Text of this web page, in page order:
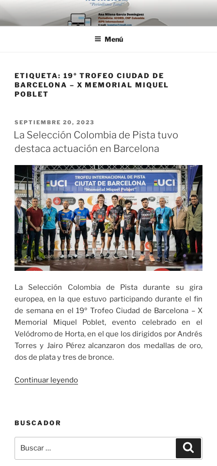
Saltar
al
contenido
Menú
ETIQUETA: 19º TROFEO CIUDAD DE
BARCELONA – X MEMORIAL MIQUEL
POBLET
PUBLICADO
EL
SEPTIEMBRE 20, 2023
La Selección Colombia de Pista tuvo
destaca actuación en Barcelona
La Selección Colombia de Pista durante su gira
europea, en la que estuvo participando durante el fin
de semana en el 19º Trofeo Ciudad de Barcelona – X
Memorial Miquel Poblet, evento celebrado en el
Velódromo de Horta, en el que los dirigidos por Andrés
Torres y Jairo Pérez alcanzaron dos medallas de oro,
dos de plata y tres de bronce.
Continuar leyendo«La
tuvo
actuación
BUSCADOR
por: